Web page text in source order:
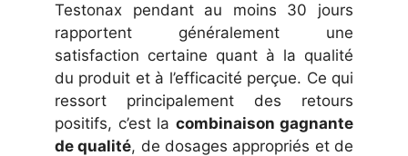
Testonax pendant au moins 30 jours
rapportent généralement une
satisfaction certaine quant à la qualité
du produit et à l’efficacité perçue. Ce qui
ressort principalement des retours
positifs, c’est la combinaison gagnante
de qualité, de dosages appropriés et de